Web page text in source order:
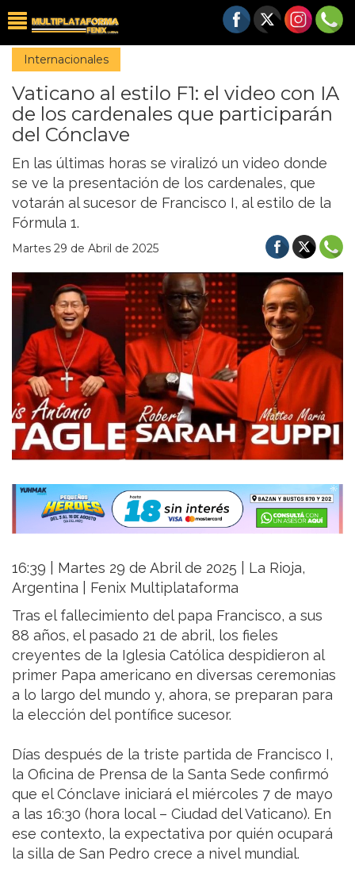
Internacionales
Vaticano al estilo F1: el video con IA
de los cardenales que participarán
del Cónclave
En las últimas horas se viralizó un video donde
se ve la presentación de los cardenales, que
votarán al sucesor de Francisco I, al estilo de la
Fórmula 1.
Martes 29 de Abril de 2025
16:39 | Martes 29 de Abril de 2025 | La Rioja,
Argentina | Fenix Multiplataforma
Tras el fallecimiento del papa Francisco, a sus
88 años, el pasado 21 de abril, los fieles
creyentes de la Iglesia Católica despidieron al
primer Papa americano en diversas ceremonias
a lo largo del mundo y, ahora, se preparan para
la elección del pontífice sucesor.
Días después de la triste partida de Francisco I,
la Oficina de Prensa de la Santa Sede confirmó
que el Cónclave iniciará el miércoles 7 de mayo
a las 16:30 (hora local – Ciudad del Vaticano). En
ese contexto, la expectativa por quién ocupará
la silla de San Pedro crece a nivel mundial.